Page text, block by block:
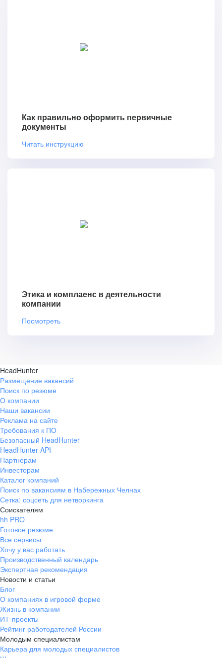
Как правильно оформить первичные
документы
Читать инструкцию
Этика и комплаенс в деятельности
компании
Посмотреть
HeadHunter
Размещение вакансий
Поиск по резюме
О компании
Наши вакансии
Реклама на сайте
Требования к ПО
Безопасный HeadHunter
HeadHunter API
Партнерам
Инвесторам
Каталог компаний
Поиск по вакансиям в Набережных Челнах
Сетка: соцсеть для нетворкинга
Соискателям
hh PRO
Готовое резюме
Все сервисы
Хочу у вас работать
Производственный календарь
Экспертная рекомендация
Новости и статьи
Блог
О компаниях в игровой форме
Жизнь в компании
ИТ-проекты
Рейтинг работодателей России
Молодым специалистам
Карьера для молодых специалистов